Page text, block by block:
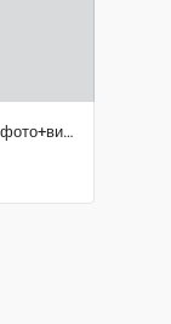
Профессиональное фото+видеосъёмка